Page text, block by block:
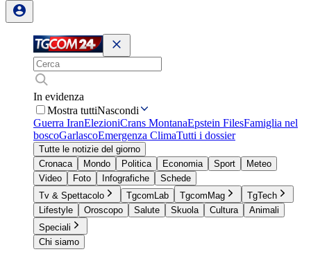
In evidenza
Mostra tuttiNascondi
Guerra IranElezioniCrans MontanaEpstein FilesFamiglia nel
boscoGarlascoEmergenza ClimaTutti i dossier
Tutte le notizie del giorno
Cronaca
Mondo Politica Economia Sport
Meteo
Video
Foto Infografiche
Schede
Tv & Spettacolo
TgcomLab TgcomMag
TgTech
Lifestyle
Oroscopo Salute Skuola Cultura
Animali
Speciali
Chi siamo